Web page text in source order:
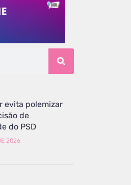
evita polemizar
de
do PSD
2026